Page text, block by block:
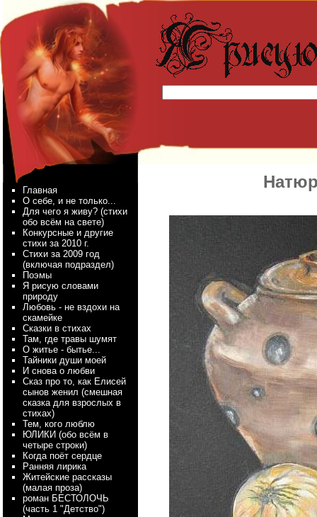
Главная
О себе, и не только...
Для чего я живу? (стихи
обо всём на свете)
Конкурсные и другие
стихи за 2010 г.
Стихи за 2009 год
(включая подраздел)
Поэмы
Я рисую словами
природу
Любовь - не вздохи на
скамейке
Сказки в стихах
Там, где травы шумят
О житье - бытье...
Тайники души моей
И снова о любви
Сказ про то, как Елисей
сынов женил (смешная
сказка для взрослых в
стихах)
Тем, кого люблю
ЮЛИКИ (обо всём в
четыре строки)
Когда поёт сердце
Ранняя лирика
Житейские рассказы
(малая проза)
роман БЕСТОЛОЧЬ
(часть 1 "Детство")